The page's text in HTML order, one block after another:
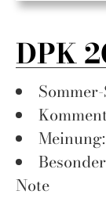
DPK
Note